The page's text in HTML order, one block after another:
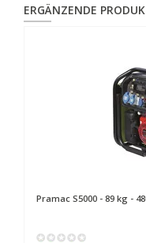
ERGÄNZENDE
Pramac S5000 - 89 kg -